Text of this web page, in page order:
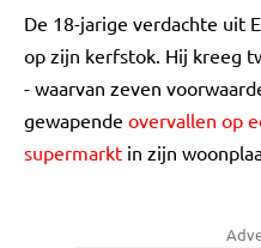
De 18-jarige verdachte uit
op zijn kerfstok. Hij kreeg
- waarvan zeven
gewapende overvallen op
supermarkt in zijn